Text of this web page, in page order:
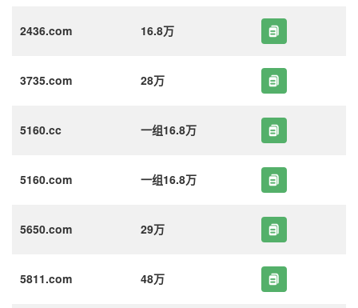
2436.com 16.8万
3735.com 28万
5160.cc 一组16.8万
5160.com 一组16.8万
5650.com 29万
5811.com 48万